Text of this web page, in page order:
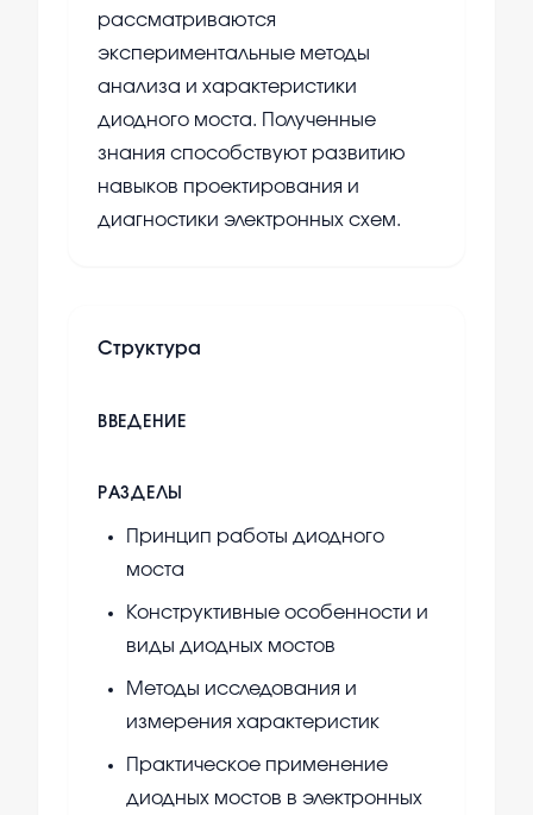
рассматриваются
экспериментальные методы
анализа и характеристики
диодного моста. Полученные
знания способствуют развитию
навыков проектирования и
диагностики электронных схем.
Структура
ВВЕДЕНИЕ
РАЗДЕЛЫ
Принцип работы диодного
моста
Конструктивные особенности и
виды диодных мостов
Методы исследования и
измерения характеристик
Практическое применение
диодных мостов в электронных